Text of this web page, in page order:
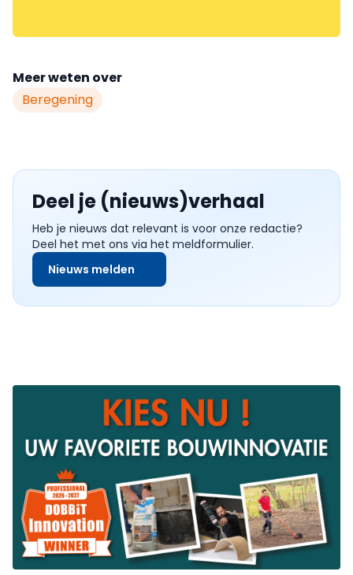
Meer weten over
Beregening
Deel je (nieuws)verhaal
Heb je nieuws dat relevant is voor onze redactie?
Deel het met ons via het meldformulier.
Nieuws melden